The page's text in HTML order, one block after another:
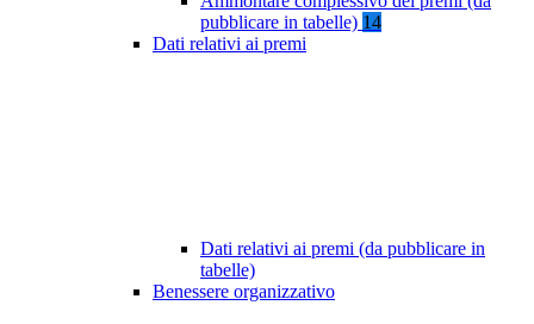
pubblicare in tabelle) 14
Dati relativi ai premi
Dati relativi ai premi (da pubblicare in
tabelle)
Benessere organizzativo